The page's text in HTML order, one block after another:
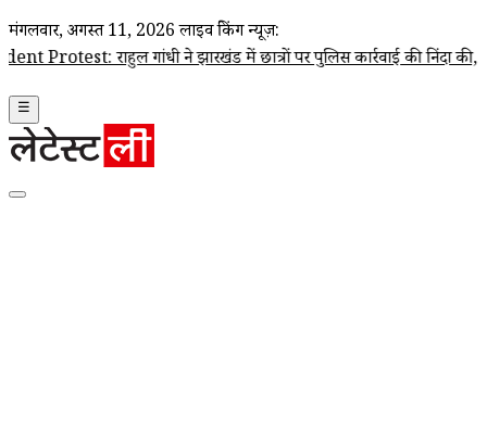
मंगलवार, अगस्त 11, 2026 लाइव ब्रेकिंग न्यूज़:
गांधी ने झारखंड में छात्रों पर पुलिस कार्रवाई की निंदा की, सरकार से
☰